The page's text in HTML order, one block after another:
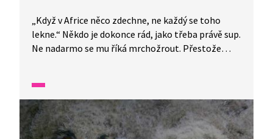
„Když v Africe něco zdechne, ne každý se toho
lekne.“ Někdo je dokonce rád, jako třeba právě sup.
Ne nadarmo se mu říká mrchožrout. Přestože
Pouze si počká na zbytky. Africká příroda je
fascinující organismus. Druhý největší a zároveň
nejteplejší kontinent světa. Proto se neváhejte
vydat za dalším dobrodružstvím právě sem.